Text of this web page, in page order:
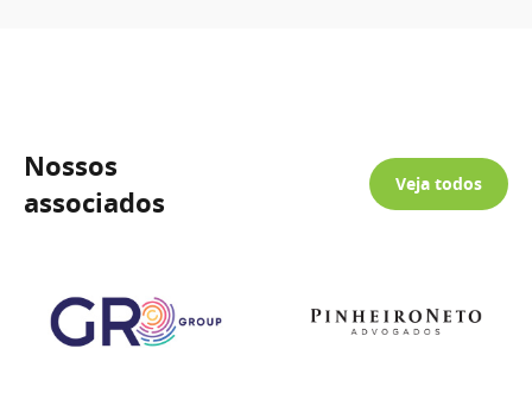
Nossos
associados
Veja todos